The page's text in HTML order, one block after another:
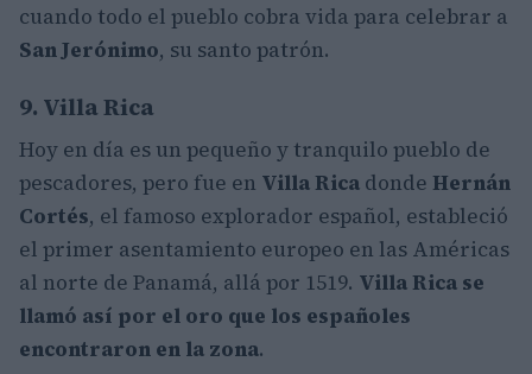
cuando todo el pueblo cobra vida para celebrar a
San Jerónimo, su santo patrón.
9. Villa Rica
Hoy en día es un pequeño y tranquilo pueblo de
pescadores, pero fue en Villa Rica donde Hernán
Cortés, el famoso explorador español, estableció
el primer asentamiento europeo en las Américas
al norte de Panamá, allá por 1519. Villa Rica se
llamó así por el oro que los españoles
encontraron en la zona.